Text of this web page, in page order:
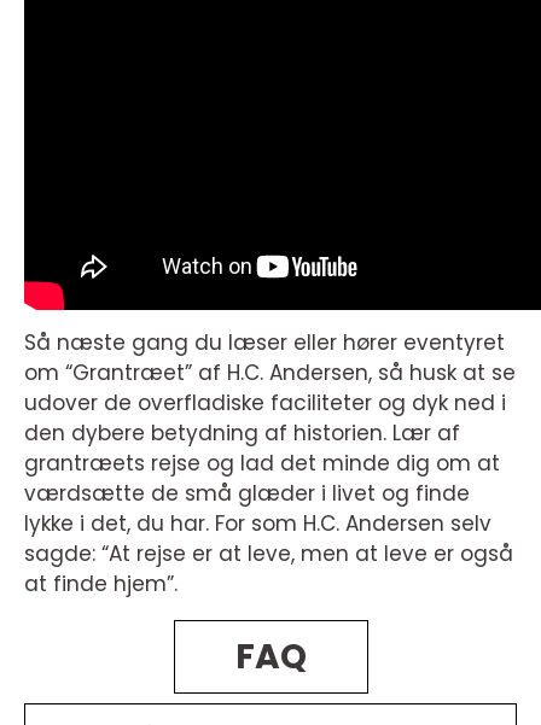
Så næste gang du læser eller hører eventyret
om “Grantræet” af H.C. Andersen, så husk at se
udover de overfladiske faciliteter og dyk ned i
den dybere betydning af historien. Lær af
grantræets rejse og lad det minde dig om at
værdsætte de små glæder i livet og finde
lykke i det, du har. For som H.C. Andersen selv
sagde: “At rejse er at leve, men at leve er også
at finde hjem”.
FAQ